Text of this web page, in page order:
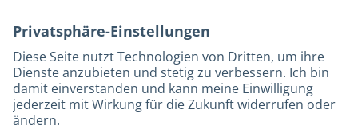
Barrierefreiheit
Leichte Sprache
Gebärdensprache
Datenschutz